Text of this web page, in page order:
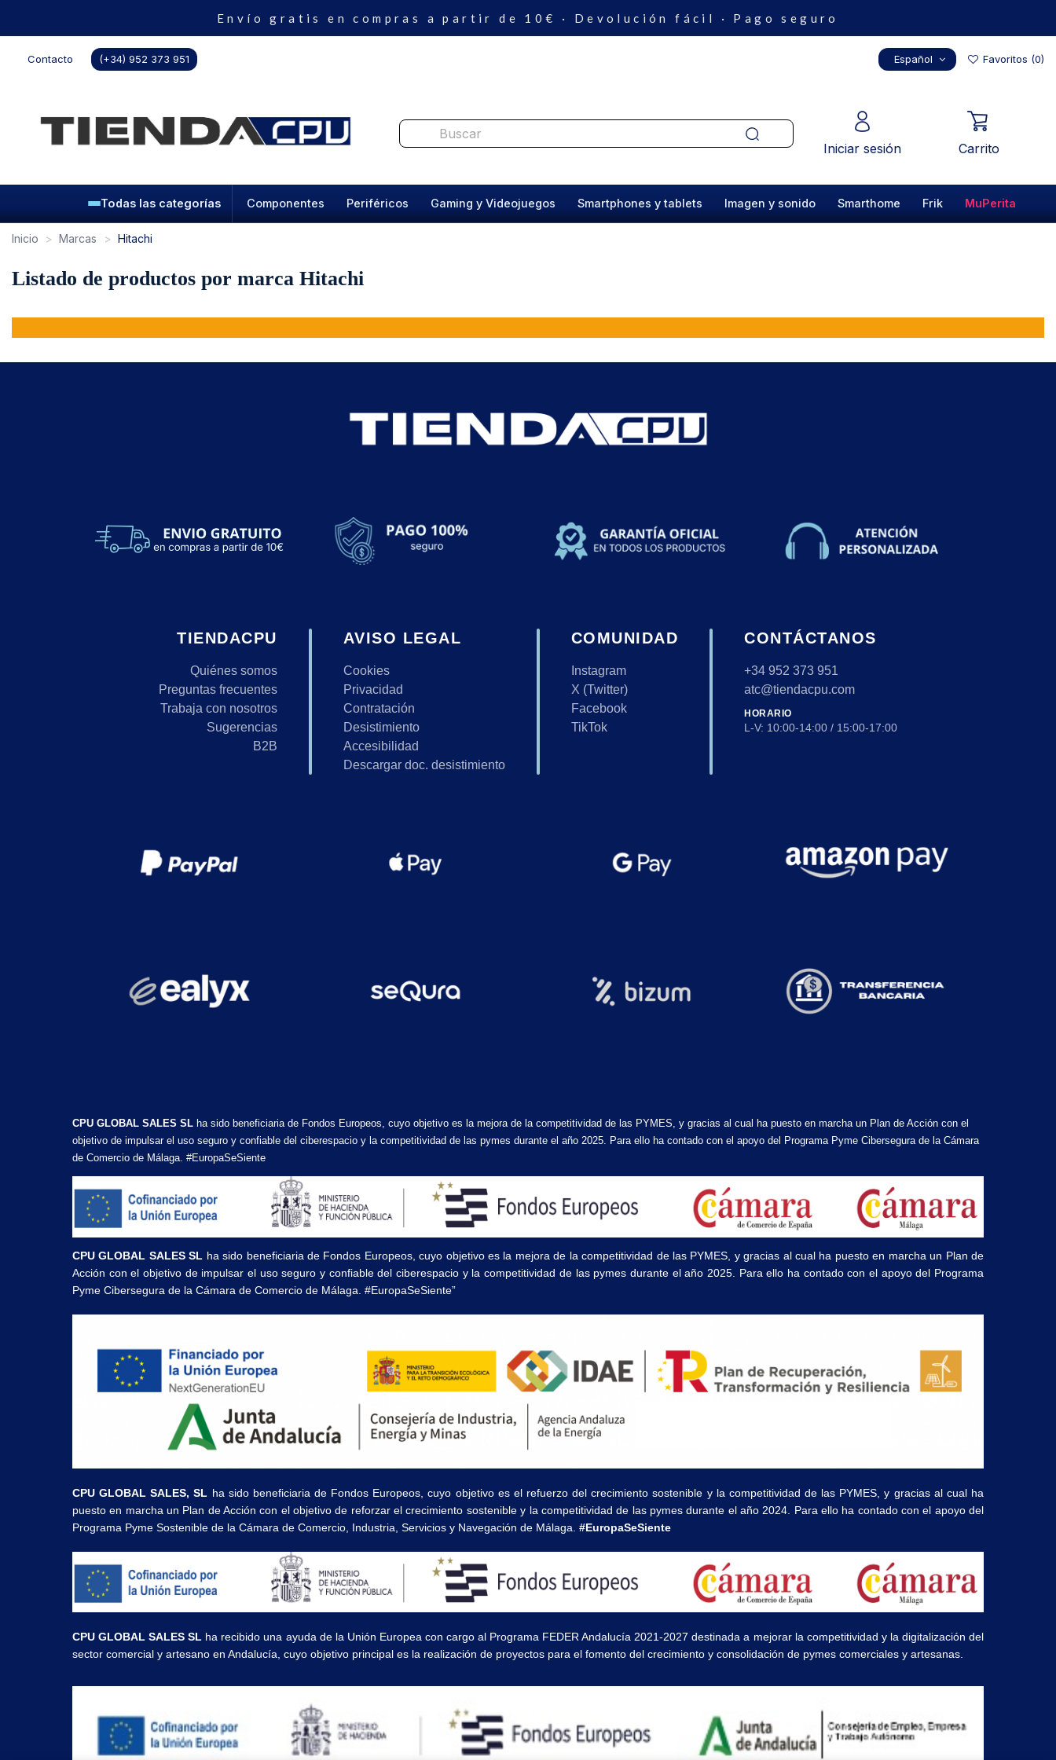
Envío gratis en compras a partir de 10€ · Devolución fácil · Pago seguro
Contacto (+34) 952 373 951 Español Favoritos (0)
Iniciar sesión Carrito
Todas las categorías Componentes Periféricos Gaming y Videojuegos Smartphones y tablets Imagen y sonido Smarthome Frik MuPerita
Inicio Marcas Hitachi
Listado de productos por marca Hitachi
TIENDACPU
Quiénes somos
Preguntas frecuentes
Trabaja con nosotros
Sugerencias
B2B
AVISO LEGAL
Cookies
Privacidad
Contratación
Desistimiento
Accesibilidad
Descargar doc. desistimiento
COMUNIDAD
Instagram
X (Twitter)
Facebook
TikTok
CONTÁCTANOS
+34 952 373 951
atc@tiendacpu.com
HORARIO
L-V: 10:00-14:00 / 15:00-17:00
CPU GLOBAL SALES SL ha sido beneficiaria de Fondos Europeos, cuyo objetivo es la mejora de la competitividad de las PYMES, y gracias al cual ha puesto en marcha un Plan de Acción con el
objetivo de impulsar el uso seguro y confiable del ciberespacio y la competitividad de las pymes durante el año 2025. Para ello ha contado con el apoyo del Programa Pyme Cibersegura de la Cámara
de Comercio de Málaga. #EuropaSeSiente
CPU GLOBAL SALES SL ha sido beneficiaria de Fondos Europeos, cuyo objetivo es la mejora de la competitividad de las PYMES, y gracias al cual ha puesto en marcha un Plan de
Acción con el objetivo de impulsar el uso seguro y confiable del ciberespacio y la competitividad de las pymes durante el año 2025. Para ello ha contado con el apoyo del Programa
Pyme Cibersegura de la Cámara de Comercio de Málaga. #EuropaSeSiente”
CPU GLOBAL SALES, SL ha sido beneficiaria de Fondos Europeos, cuyo objetivo es el refuerzo del crecimiento sostenible y la competitividad de las PYMES, y gracias al cual ha
puesto en marcha un Plan de Acción con el objetivo de reforzar el crecimiento sostenible y la competitividad de las pymes durante el año 2024. Para ello ha contado con el apoyo del
Programa Pyme Sostenible de la Cámara de Comercio, Industria, Servicios y Navegación de Málaga. #EuropaSeSiente
CPU GLOBAL SALES SL ha recibido una ayuda de la Unión Europea con cargo al Programa FEDER Andalucía 2021-2027 destinada a mejorar la competitividad y la digitalización del
sector comercial y artesano en Andalucía, cuyo objetivo principal es la realización de proyectos para el fomento del crecimiento y consolidación de pymes comerciales y artesanas.